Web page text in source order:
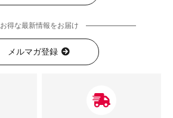
お得な最新情報をお届け
メルマガ登録